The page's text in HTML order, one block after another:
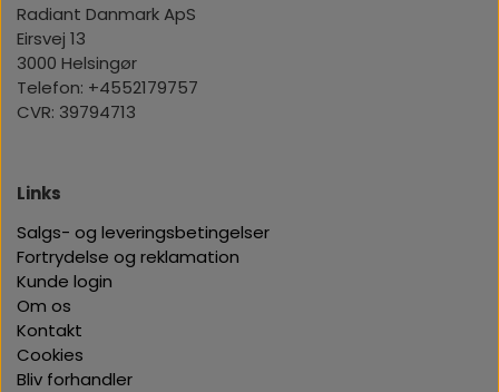
Radiant Danmark ApS
Eirsvej 13
3000 Helsingør
Telefon: +4552179757
CVR: 39794713
Links
Salgs- og leveringsbetingelser
Fortrydelse og reklamation
Kunde login
Om os
Kontakt
Cookies
Bliv forhandler